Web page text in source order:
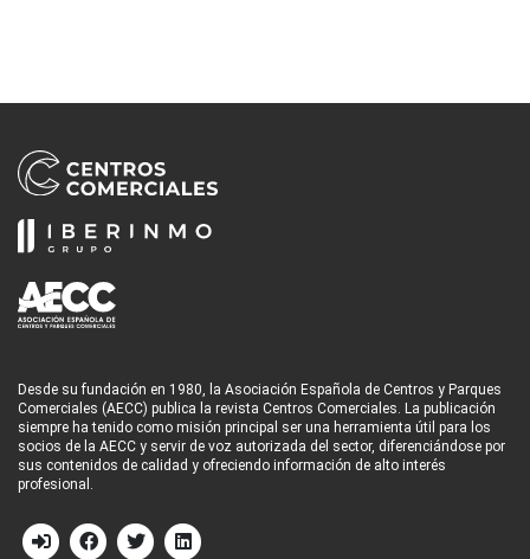
Desde su fundación en 1980, la Asociación Española de Centros y Parques
Comerciales (AECC) publica la revista Centros Comerciales. La publicación
siempre ha tenido como misión principal ser una herramienta útil para los
socios de la AECC y servir de voz autorizada del sector, diferenciándose por
sus contenidos de calidad y ofreciendo información de alto interés
profesional.